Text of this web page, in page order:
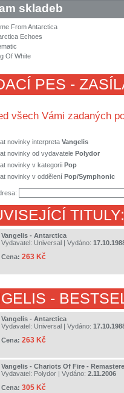
skladeb
From Antarctica
Echoes
Of White
PES -
všech Vámi zadaných
novinky interpreta Vangelis
novinky od vydavatele Polydor
novinky v kategorii Pop
novinky v oddělení Pop/Symphonic
TITULY:
Vangelis - Antarctica
Vydavatel: Universal | Vydáno:
Cena: 263 Kč
-
Vangelis - Antarctica
Vydavatel: Universal | Vydáno:
Cena: 263 Kč
Vangelis - Chariots Of Fire -
Vydavatel: Polydor | Vydáno: 2.11.2006
Cena: 305 Kč